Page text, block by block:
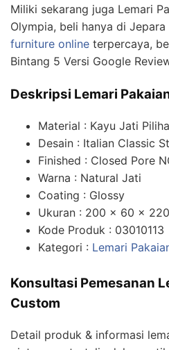
Miliki sekarang juga Lemari
Olympia, beli hanya di
furniture online terpercaya,
Bintang 5 Versi Google
Deskripsi Lemari
Material : Kayu Jati
Desain : Italian Classic
Finished : Closed Pore
Warna : Natural Jati
Coating : Glossy
Ukuran : 200 x 60 x
Kode Produk : 03010113
Kategori : Lemari
Konsultasi Pemesanan
Custom
Detail produk & informasi